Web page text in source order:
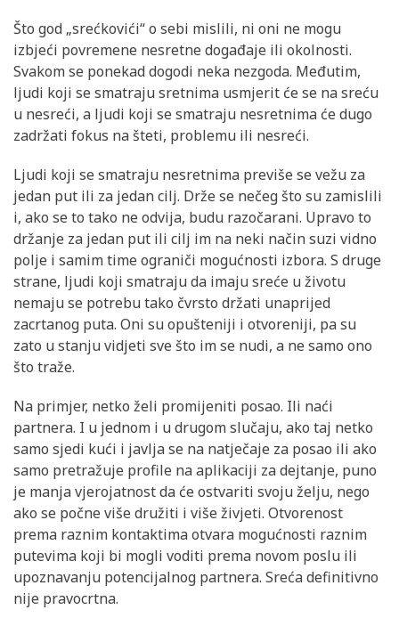
Što god „srećkovići“ o sebi mislili, ni oni ne mogu
izbjeći povremene nesretne događaje ili okolnosti.
Svakom se ponekad dogodi neka nezgoda. Međutim,
ljudi koji se smatraju sretnima usmjerit će se na sreću
u nesreći, a ljudi koji se smatraju nesretnima će dugo
zadržati fokus na šteti, problemu ili nesreći.
Ljudi koji se smatraju nesretnima previše se vežu za
jedan put ili za jedan cilj. Drže se nečeg što su zamislili
i, ako se to tako ne odvija, budu razočarani. Upravo to
držanje za jedan put ili cilj im na neki način suzi vidno
polje i samim time ograniči mogućnosti izbora. S druge
strane, ljudi koji smatraju da imaju sreće u životu
nemaju se potrebu tako čvrsto držati unaprijed
zacrtanog puta. Oni su opušteniji i otvoreniji, pa su
zato u stanju vidjeti sve što im se nudi, a ne samo ono
što traže.
Na primjer, netko želi promijeniti posao. Ili naći
partnera. I u jednom i u drugom slučaju, ako taj netko
samo sjedi kući i javlja se na natječaje za posao ili ako
samo pretražuje profile na aplikaciji za dejtanje, puno
je manja vjerojatnost da će ostvariti svoju želju, nego
ako se počne više družiti i više živjeti. Otvorenost
prema raznim kontaktima otvara mogućnosti raznim
putevima koji bi mogli voditi prema novom poslu ili
upoznavanju potencijalnog partnera. Sreća definitivno
nije pravocrtna.